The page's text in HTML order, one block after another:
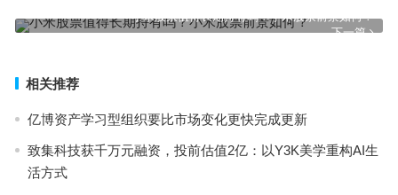
下一篇
小米股票值得长期持有吗？小米股票前景如何？
相关推荐
亿博资产学习型组织要比市场变化更快完成更新
致集科技获千万元融资，投前估值2亿：以Y3K美学重构AI生
活方式